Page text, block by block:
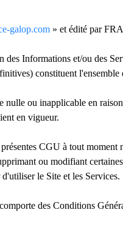
galop.com » et édité par
Informations et/ou des
constituent
nulle ou inapplicable en
en vigueur.
CGU à tout
ou modifiant
le Site et les Services.
des Conditions